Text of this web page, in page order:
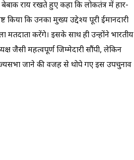
राय रखते हुए कहा कि लोकतंत्र में हार-
कि उनका मुख्य उद्देश्य पूरी ईमानदारी
करेंगे। इसके साथ ही उन्होंने भारतीय
जैसी महत्वपूर्ण जिम्मेदारी सौंपी, लेकिन
जाने की वजह से थोपे गए इस उपचुनाव